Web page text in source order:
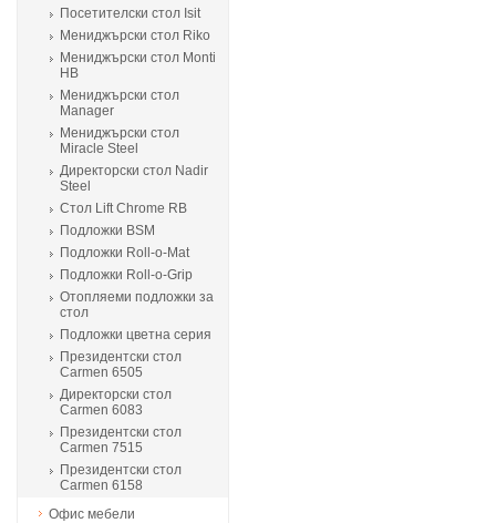
Посетителски стол Isit
Мениджърски стол Riko
Мениджърски стол Monti
HB
Мениджърски стол
Manager
Мениджърски стол
Miracle Steel
Директорски стол Nadir
Steel
Стол Lift Chrome RB
Подложки BSM
Подложки Roll-o-Mat
Подложки Roll-o-Grip
Отопляеми подложки за
стол
Подложки цветна серия
Президентски стол
Carmen 6505
Директорски стол
Carmen 6083
Президентски стол
Carmen 7515
Президентски стол
Carmen 6158
Офис мебели